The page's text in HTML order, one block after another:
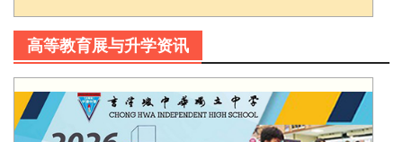
高等教育展与升学资讯